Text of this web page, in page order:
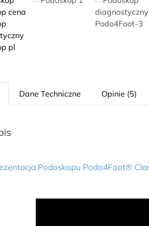
Dane Techniczne Opinie (5)
Podoskopu Podo4Foot®